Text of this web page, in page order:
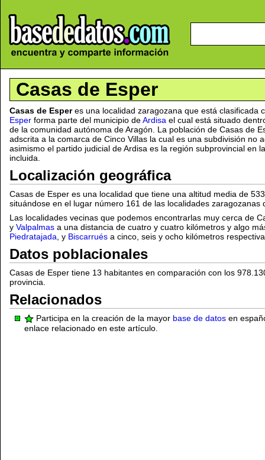
Casas de Esper
Casas de Esperes una localidad zaragozana que está clasificada
Esper forma parte del municipio deArdisa el cual está situado
de la comunidad autónoma de Aragón. La población de Casas de
adscrita a la comarca de Cinco Villas la cual es una subdivisión no
asimismo el partido judicial de Ardisa es la región subprovincial en
incluida.
Localización geográfica
Casas de Esper es una localidad que tiene una altitud media de
situándose en el lugar número 161 de las localidades zaragozanas
Las localidades vecinas que podemos encontrarlas muy cerca de
y Valpalmas a una distancia de cuatro y cuatro kilómetros y algo
Piedratajada , y Biscarrués a cinco, seis y ocho kilómetros
Datos poblacionales
Casas de Esper tiene 13 habitantes en comparación con los
provincia.
Relacionados
Participa en la creación de la mayor base de datos en
enlace relacionado en este artículo.